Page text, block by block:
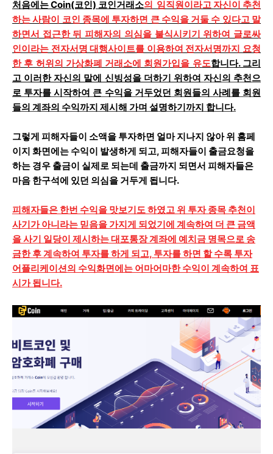
처음에는Coin(코인) 코인거래소의 임직원이라고 자신이 추천
하는 사람이 코인 종목에 투자하면 큰 수익을 거둘 수 있다고 말
하면서 접근한 뒤 피해자의 의심을 불식시키기 위하여 글로싸
인이라는 전자서명 대행사이트를 이용하여 전자서명까지 요청
한 후 허위의 가상화폐 거래소에 회원가입을 유도합니다. 그리
고 이러한 자신의 말에 신빙성을 더하기 위하여 자신의 추천으
로 투자를 시작하여 큰 수익을 거두었던 회원들의 사례를 회원
들의 계좌의 수익까지 제시해 가며 설명하기까지 합니다.
그렇게 피해자들이 소액을 투자하면 얼마 지나지 않아 위 홈페
이지 화면에는 수익이 발생하게 되고, 피해자들이 출금요청을
하는 경우 출금이 실제로 되는데 출금까지 되면서 피해자들은
마음 한구석에 있던 의심을 거두게 됩니다.
피해자들은 한번 수익을 맛보기도 하였고 위 투자 종목 추천이
사기가 아니라는 믿음을 가지게 되었기에 계속하여 더 큰 금액
을 사기 일당이 제시하는 대포통장 계좌에 예치금 명목으로 송
금한 후 계속하여 투자를 하게 되고, 투자를 하면 할 수록 투자
어플리케이션의 수익화면에는 어마어마한 수익이 계속하여 표
시가 됩니다.